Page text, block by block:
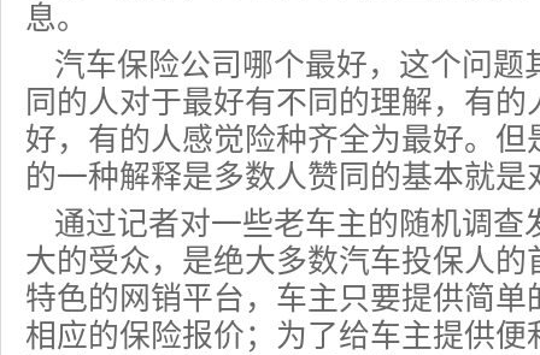
息。
汽车保险公司哪个最好，这个问题
同的人对于最好有不同的理解，有
好，有的人感觉险种齐全为最好。
的一种解释是多数人赞同的基本就是
通过记者对一些老车主的随机调查
大的受众，是绝大多数汽车投保人
特色的网销平台，车主只要提供简
相应的保险报价；为了给车主提供